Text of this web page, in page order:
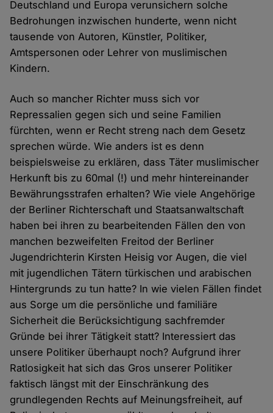
Deutschland und Europa verunsichern solche
Bedrohungen inzwischen hunderte, wenn nicht
tausende von Autoren, Künstler, Politiker,
Amtspersonen oder Lehrer von muslimischen
Kindern.
Auch so mancher Richter muss sich vor
Repressalien gegen sich und seine Familien
fürchten, wenn er Recht streng nach dem Gesetz
sprechen würde. Wie anders ist es denn
beispielsweise zu erklären, dass Täter muslimischer
Herkunft bis zu 60mal (!) und mehr hintereinander
Bewährungsstrafen erhalten? Wie viele Angehörige
der Berliner Richterschaft und Staatsanwaltschaft
haben bei ihren zu bearbeitenden Fällen den von
manchen bezweifelten Freitod der Berliner
Jugendrichterin Kirsten Heisig vor Augen, die viel
mit jugendlichen Tätern türkischen und arabischen
Hintergrunds zu tun hatte? In wie vielen Fällen findet
aus Sorge um die persönliche und familiäre
Sicherheit die Berücksichtigung sachfremder
Gründe bei ihrer Tätigkeit statt? Interessiert das
unsere Politiker überhaupt noch? Aufgrund ihrer
Ratlosigkeit hat sich das Gros unserer Politiker
faktisch längst mit der Einschränkung des
grundlegenden Rechts auf Meinungsfreiheit, auf